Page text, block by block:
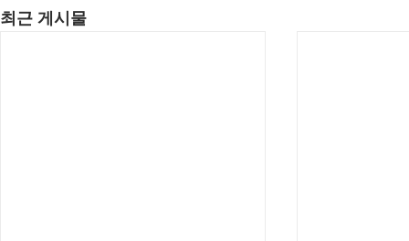
최근 게시물